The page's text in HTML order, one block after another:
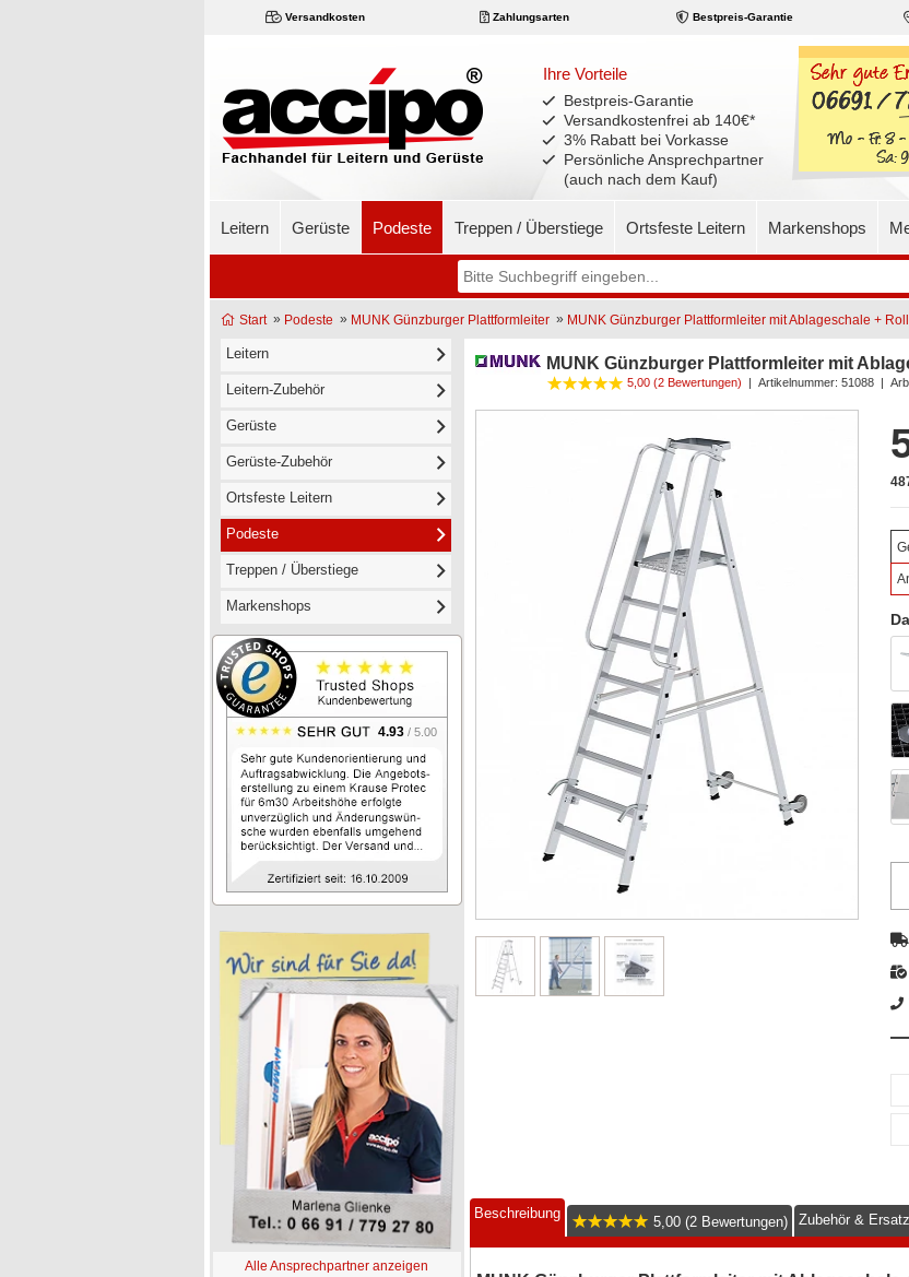
Versandkosten Zahlungsarten Bestpreis-Garantie
Ihre Vorteile
Bestpreis-Garantie
Versandkostenfrei ab 140€*
3% Rabatt bei Vorkasse
Persönliche Ansprechpartner
(auch nach dem Kauf)
Leitern Gerüste Podeste Treppen / Überstiege Ortsfeste Leitern Markenshops
Start» Podeste » MUNK Günzburger Plattformleiter » MUNK Günzburger Plattformleiter mit Ablageschale +
Leitern
Leitern-Zubehör
Gerüste
Gerüste-Zubehör
Ortsfeste Leitern
Podeste
Treppen / Überstiege
Markenshops
4.93 / 5.00
Alle Ansprechpartner anzeigen
MUNK Günzburger Plattformleiter mit
5,00 (2 Bewertungen) | Artikelnummer: 51088 |
Beschreibung
5,00 (2 Bewertungen) Zubehör &